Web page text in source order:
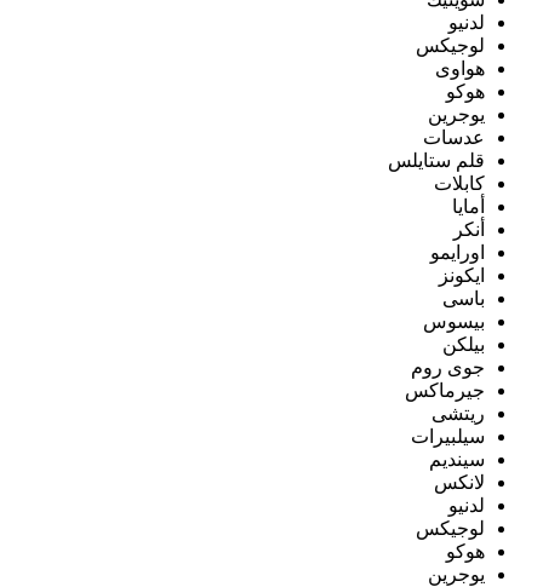
لدنيو
لوجيكس
هواوى
هوكو
يوجرين
عدسات
قلم ستايلس
كابلات
أمايا
أنكر
اورايمو
ايكونز
باسى
بيسوس
بيلكن
جوى روم
جيرماكس
ريتشى
سيلبيرات
سينديم
لانكس
لدنيو
لوجيكس
هوكو
يوجرين